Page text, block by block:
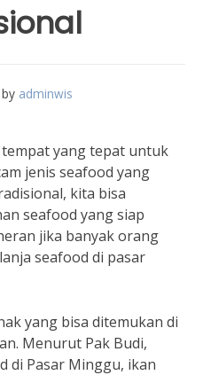
by adminwis
yang tepat untuk
jenis seafood yang
kita bisa
seafood yang siap
jika banyak orang
seafood di pasar
yang bisa ditemukan di
Menurut Pak Budi,
di Pasar Minggu, ikan